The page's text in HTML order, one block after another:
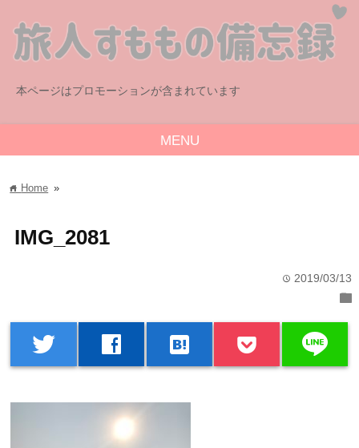
本ページはプロモーションが含まれています
MENU
home Home »
IMG_2081
time 2019/03/13
folder
twitter facebook hatenabookmark line